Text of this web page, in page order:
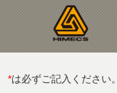
*は必ずご記入ください。